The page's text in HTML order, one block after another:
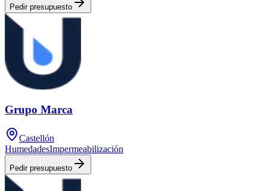
Pedir presupuesto
Grupo Marca
Castellón
HumedadesImpermeabilización
Pedir presupuesto